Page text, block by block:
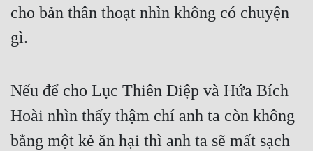
Linh Dị
Làm Giàu
Mạt Thế
cho bản thân thoạt nhìn không có chuyện
gì.
Nếu để cho Lục Thiên Điệp và Hứa Bích
Hoài nhìn thấy thậm chí anh ta còn không
bằng một kẻ ăn hại thì anh ta sẽ mất sạch